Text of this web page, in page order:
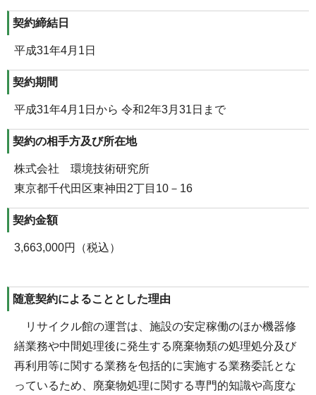
契約締結日
平成31年4月1日
契約期間
平成31年4月1日から 令和2年3月31日まで
契約の相手方及び所在地
株式会社 環境技術研究所
東京都千代田区東神田2丁目10－16
契約金額
3,663,000円（税込）
随意契約によることとした理由
リサイクル館の運営は、施設の安定稼働のほか機器修
繕業務や中間処理後に発生する廃棄物類の処理処分及び
再利用等に関する業務を包括的に実施する業務委託とな
っているため、廃棄物処理に関する専門的知識や高度な